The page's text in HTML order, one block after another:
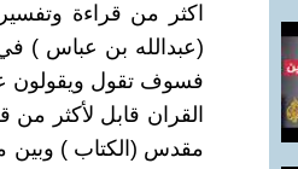
اكثر من قراءة
(عبدالله بن عباس ) في
فسوف تقول ويقولون
القران قابل لأكثر
مقدس (الكتاب ) وبين